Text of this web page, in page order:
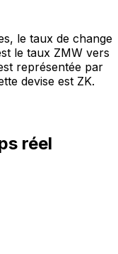
le taux de change
le taux ZMW vers
représentée par
devise est ZK.
réel